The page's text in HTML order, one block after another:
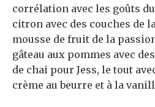
corrélation avec les goûts
citron avec des couches de
mousse de fruit de la
gâteau aux pommes avec
de chai pour Jess, le tout
crème au beurre et à la